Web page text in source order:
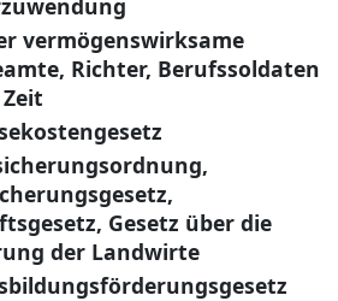
vermögenswirksame
Richter, Berufssoldaten
Gesetz über die
der Landwirte